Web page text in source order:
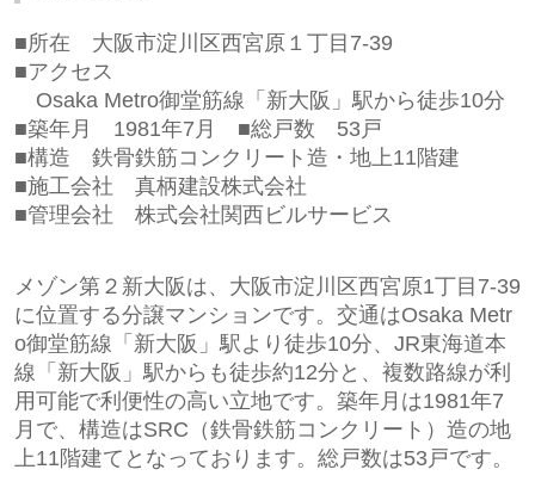
■所在 大阪市淀川区西宮原１丁目7-39
■アクセス
Osaka Metro御堂筋線「新大阪」駅から徒歩10分
■築年月 1981年7月 ■総戸数 53戸
■構造 鉄骨鉄筋コンクリート造・地上11階建
■施工会社 真柄建設株式会社
■管理会社 株式会社関西ビルサービス
メゾン第２新大阪は、大阪市淀川区西宮原1丁目7-39
に位置する分譲マンションです。交通はOsaka Metr
o御堂筋線「新大阪」駅より徒歩10分、JR東海道本
線「新大阪」駅からも徒歩約12分と、複数路線が利
用可能で利便性の高い立地です。築年月は1981年7
月で、構造はSRC（鉄骨鉄筋コンクリート）造の地
上11階建てとなっております。総戸数は53戸です。